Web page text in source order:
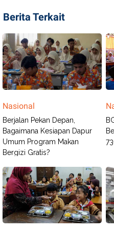
Berita Terkait
Nasional
Berjalan Pekan Depan,
Bagaimana Kesiapan Dapur
Umum Program Makan
Bergizi Gratis?